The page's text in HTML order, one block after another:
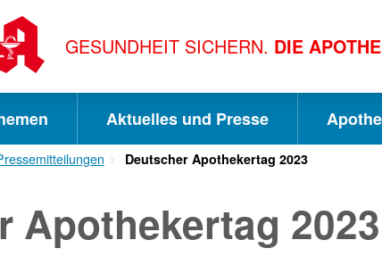
GESUNDHEIT SICHERN. DIE
Aktuelles und Presse
Deutscher Apothekertag 2023
Apothekertag 2023